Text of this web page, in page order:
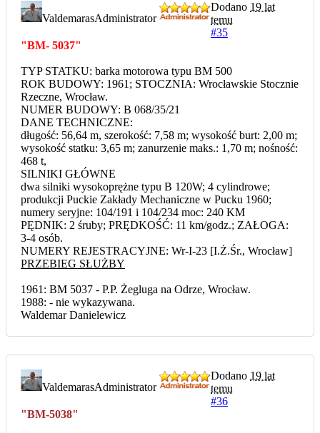
ValdemarasAdministrator
Dodano 19 lat
temu
#35
"BM- 5037"
TYP STATKU: barka motorowa typu BM 500
ROK BUDOWY: 1961; STOCZNIA: Wrocławskie Stocznie
Rzeczne, Wrocław.
NUMER BUDOWY: B 068/35/21
DANE TECHNICZNE:
długość: 56,64 m, szerokość: 7,58 m; wysokość burt: 2,00 m;
wysokość statku: 3,65 m; zanurzenie maks.: 1,70 m; nośność:
468 t,
SILNIKI GŁÓWNE
dwa silniki wysokoprężne typu B 120W; 4 cylindrowe;
produkcji Puckie Zakłady Mechaniczne w Pucku 1960;
numery seryjne: 104/191 i 104/234 moc: 240 KM
PĘDNIK: 2 śruby; PRĘDKOŚĆ: 11 km/godz.; ZAŁOGA:
3-4 osób.
NUMERY REJESTRACYJNE: Wr-I-23 [I.Ż.Śr., Wrocław]
PRZEBIEG SŁUŻBY
1961: BM 5037 - P.P. Żegluga na Odrze, Wrocław.
1988: - nie wykazywana.
Waldemar Danielewicz
ValdemarasAdministrator
Dodano 19 lat
temu
#36
"BM-5038"